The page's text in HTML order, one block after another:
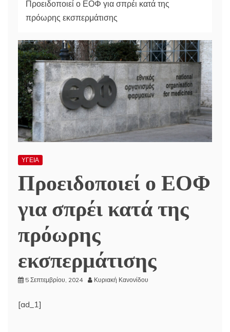
Προειδοποιεί ο ΕΟΦ για σπρέι κατά της
πρόωρης εκσπερμάτισης
ΥΓΕΙΑ
Προειδοποιεί ο ΕΟΦ
για σπρέι κατά της
πρόωρης
εκσπερμάτισης
5 Σεπτεμβρίου, 2024 Κυριακή Κανονίδου
[ad_1]